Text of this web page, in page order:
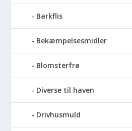
Barkflis
Bekæmpelsesmidler
Blomsterfrø
Diverse til haven
Drivhusmuld